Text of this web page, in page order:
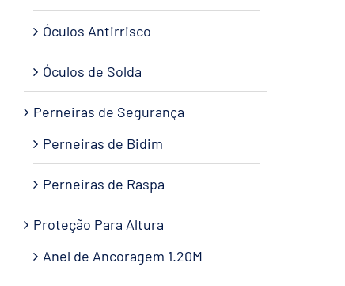
Óculos Antirrisco
Óculos de Solda
Perneiras de Segurança
Perneiras de Bidim
Perneiras de Raspa
Proteção Para Altura
Anel de Ancoragem 1.20M